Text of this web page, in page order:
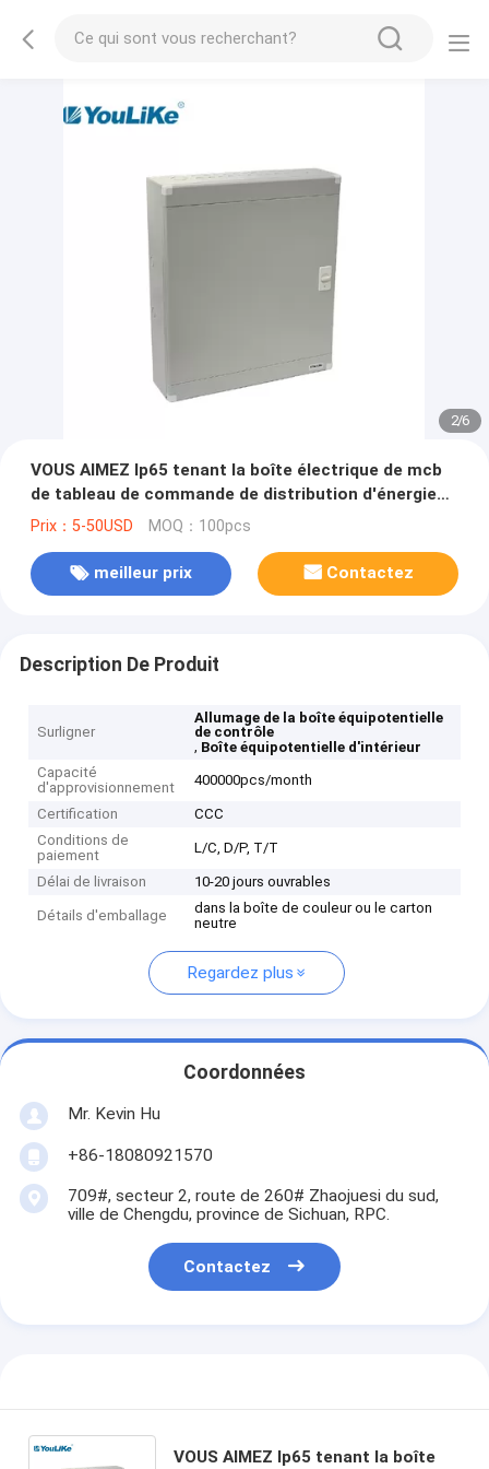
2/6
VOUS AIMEZ Ip65 tenant la boîte électrique de mcb
de tableau de commande de distribution d'énergie
d'Assemblée de boîte
Prix：5-50USD MOQ：100pcs
meilleur prix Contactez
Description De Produit
Surligner
Allumage de la boîte équipotentielle
de contrôle
, Boîte équipotentielle d'intérieur
Capacité
d'approvisionnement
400000pcs/month
Certification
CCC
Conditions de
paiement
L/C, D/P, T/T
Délai de livraison 10-20 jours ouvrables
Détails d'emballage
dans la boîte de couleur ou le carton
neutre
Regardez plus
Coordonnées
Mr. Kevin Hu
+86-18080921570
709#, secteur 2, route de 260# Zhaojuesi du sud,
ville de Chengdu, province de Sichuan, RPC.
Contactez
VOUS AIMEZ Ip65 tenant la boîte